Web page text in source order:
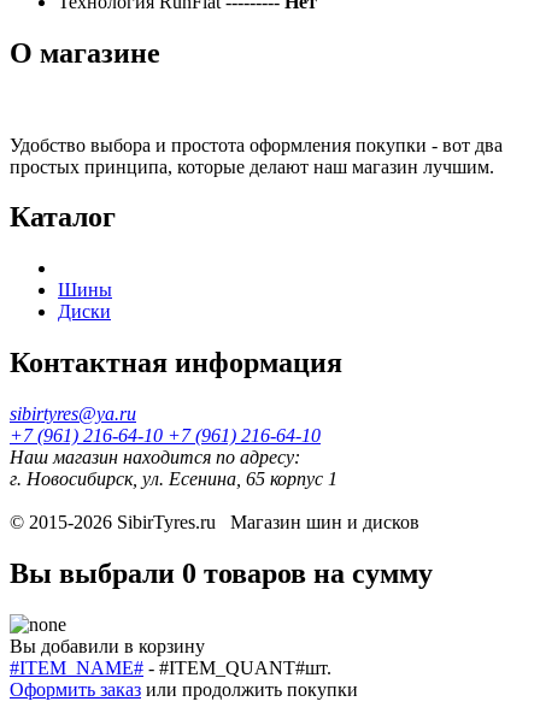
О магазине
Удобство выбора и простота оформления покупки - вот два
простых принципа, которые делают наш магазин лучшим.
Каталог
Шины
Диски
Контактная информация
sibirtyres@ya.ru
+7 (961) 216-64-10 +7 (961) 216-64-10
Наш магазин находится по адресу:
г. Новосибирск, ул. Есенина, 65 корпус 1
© 2015-2026 SibirTyres.ru Магазин шин и дисков
Вы выбрали 0 товаров на сумму
Вы добавили в корзину
#ITEM_NAME# - #ITEM_QUANT#шт.
Оформить заказ или продолжить покупки